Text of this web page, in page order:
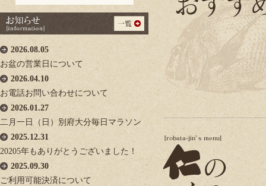
2026.08.05
お盆の営業日について
2026.04.10
お電話お問い合わせについて
2026.01.27
二月一日（日）別府大分毎日マラソン
2025.12.31
20205年もありがとうございました！
2025.09.30
ご利用可能決済について